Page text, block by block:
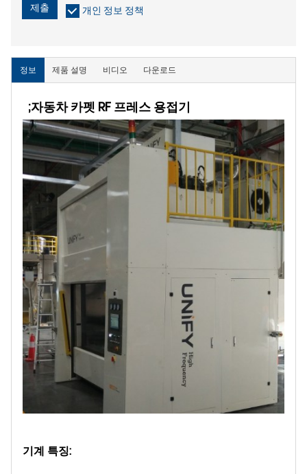
제출 개인 정보 정책
정보 제품 설명 비디오 다운로드
;자동차 카펫 RF 프레스 용접기
기계 특징: